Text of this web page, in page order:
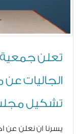
تعلن جمعية
الجاليات عن
تشكيل مجلس
يسرنا ان نعلن عن